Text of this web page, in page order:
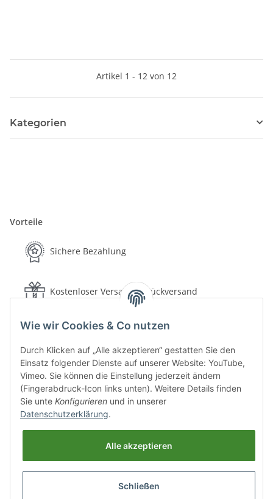
Artikel 1 - 12 von 12
Kategorien
Vorteile
Sichere Bezahlung
Kostenloser Versand & Rückversand
Schnelle Lieferung
30 Tage Rückgaberecht
Sichere Bezahlung
Gesetzliche Informationen
Wie wir Cookies & Co nutzen
Durch Klicken auf „Alle akzeptieren“ gestatten Sie den
Einsatz folgender Dienste auf unserer Website: YouTube,
Vimeo. Sie können die Einstellung jederzeit ändern
(Fingerabdruck-Icon links unten). Weitere Details finden
Sie unte Konfigurieren und in unserer
Datenschutzerklärung.
Alle akzeptieren
Schließen